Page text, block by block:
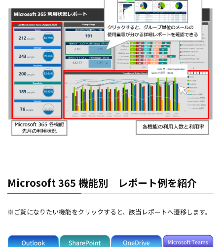
Microsoft 365 機能別 レポート例を紹介
※ご覧になりたい機能をクリックすると、該当レポートへ遷移します。